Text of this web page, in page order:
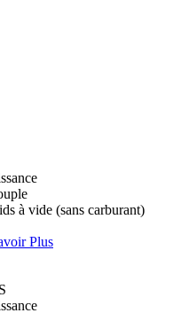
à vide (sans carburant)
Plus